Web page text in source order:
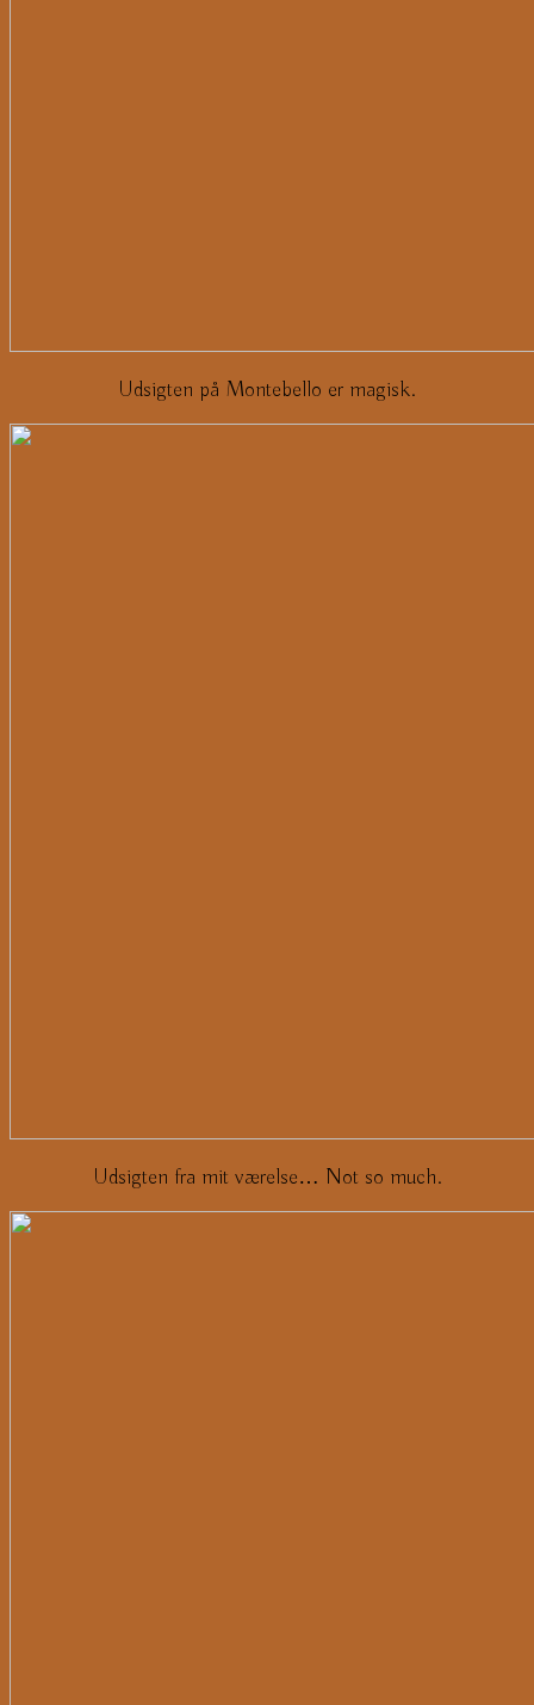
Udsigten på Montebello er magisk.
Udsigten fra mit værelse… Not so much.